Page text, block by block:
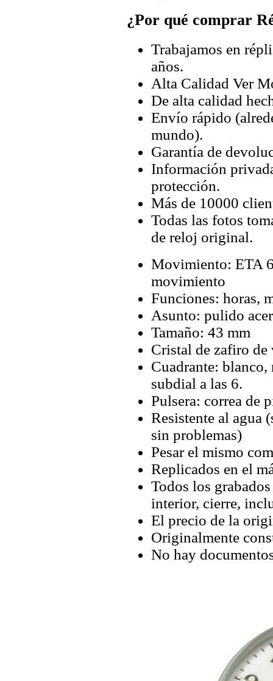
¿Por qué comprar
Trabajamos en
años.
Alta Calidad Ver
De alta calidad
Envío rápido
mundo).
Garantía de
Información
protección.
Más de 10000
Todas las fotos
de reloj original.
Movimiento: ETA
movimiento
Funciones: horas,
Asunto: pulido
Tamaño: 43 mm
Cristal de zafiro
Cuadrante: blanco,
subdial a las 6.
Pulsera: correa de
Resistente al agua
sin problemas)
Pesar el mismo
Replicados en el
Todos los
interior, cierre,
El precio de la
Originalmente
No hay